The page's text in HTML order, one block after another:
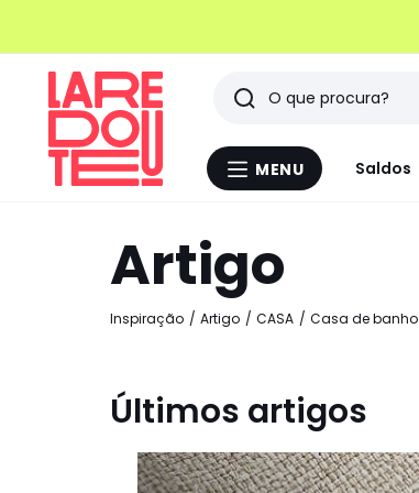
Menu
MENU Saldos
Pesquisar
Últimos
artigos
vistos
Artigo
Inspiração Artigo CASA Casa de banho
Últimos artigos